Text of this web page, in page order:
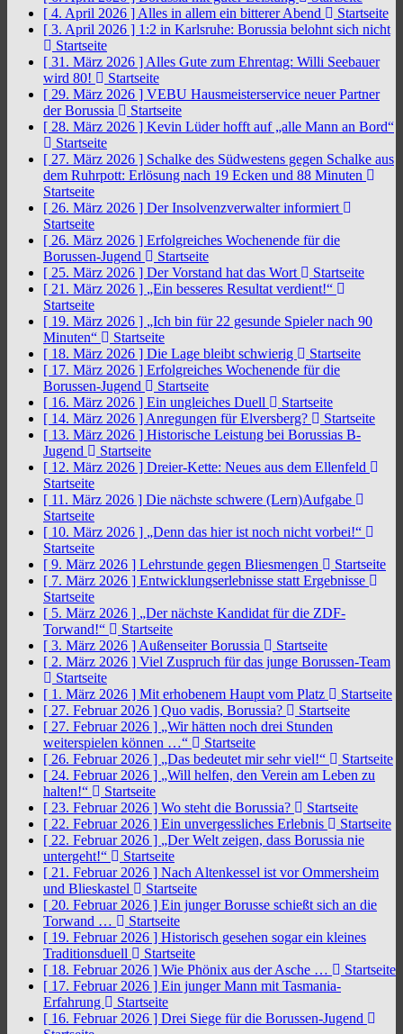
[ 4. April 2026 ] Alles in allem ein bitterer Abend
Startseite
[ 3. April 2026 ] 1:2 in Karlsruhe: Borussia belohnt sich nicht
Startseite
[ 31. März 2026 ] Alles Gute zum Ehrentag: Willi Seebauer
wird 80!
Startseite
[ 29. März 2026 ] VEBU Hausmeisterservice neuer Partner
der Borussia
Startseite
[ 28. März 2026 ] Kevin Lüder hofft auf „alle Mann an Bord“
Startseite
[ 27. März 2026 ] Schalke des Südwestens gegen Schalke aus
dem Ruhrpott: Erlösung nach 19 Ecken und 88 Minuten
Startseite
[ 26. März 2026 ] Der Insolvenzverwalter informiert
Startseite
[ 26. März 2026 ] Erfolgreiches Wochenende für die
Borussen-Jugend
Startseite
[ 25. März 2026 ] Der Vorstand hat das Wort
Startseite
[ 21. März 2026 ] „Ein besseres Resultat verdient!“
Startseite
[ 19. März 2026 ] „Ich bin für 22 gesunde Spieler nach 90
Minuten“
Startseite
[ 18. März 2026 ] Die Lage bleibt schwierig
Startseite
[ 17. März 2026 ] Erfolgreiches Wochenende für die
Borussen-Jugend
Startseite
[ 16. März 2026 ] Ein ungleiches Duell
Startseite
[ 14. März 2026 ] Anregungen für Elversberg?
Startseite
[ 13. März 2026 ] Historische Leistung bei Borussias B-
Jugend
Startseite
[ 12. März 2026 ] Dreier-Kette: Neues aus dem Ellenfeld
Startseite
[ 11. März 2026 ] Die nächste schwere (Lern)Aufgabe
Startseite
[ 10. März 2026 ] „Denn das hier ist noch nicht vorbei!“
Startseite
[ 9. März 2026 ] Lehrstunde gegen Bliesmengen
Startseite
[ 7. März 2026 ] Entwicklungserlebnisse statt Ergebnisse
Startseite
[ 5. März 2026 ] „Der nächste Kandidat für die ZDF-
Torwand!“
Startseite
[ 3. März 2026 ] Außenseiter Borussia
Startseite
[ 2. März 2026 ] Viel Zuspruch für das junge Borussen-Team
Startseite
[ 1. März 2026 ] Mit erhobenem Haupt vom Platz
Startseite
[ 27. Februar 2026 ] Quo vadis, Borussia?
Startseite
[ 27. Februar 2026 ] „Wir hätten noch drei Stunden
weiterspielen können …“
Startseite
[ 26. Februar 2026 ] „Das bedeutet mir sehr viel!“
Startseite
[ 24. Februar 2026 ] „Will helfen, den Verein am Leben zu
halten!“
Startseite
[ 23. Februar 2026 ] Wo steht die Borussia?
Startseite
[ 22. Februar 2026 ] Ein unvergessliches Erlebnis
Startseite
[ 22. Februar 2026 ] „Der Welt zeigen, dass Borussia nie
untergeht!“
Startseite
[ 21. Februar 2026 ] Nach Altenkessel ist vor Ommersheim
und Blieskastel
Startseite
[ 20. Februar 2026 ] Ein junger Borusse schießt sich an die
Torwand …
Startseite
[ 19. Februar 2026 ] Historisch gesehen sogar ein kleines
Traditionsduell
Startseite
[ 18. Februar 2026 ] Wie Phönix aus der Asche …
Startseite
[ 17. Februar 2026 ] Ein junger Mann mit Tasmania-
Erfahrung
Startseite
[ 16. Februar 2026 ] Drei Siege für die Borussen-Jugend